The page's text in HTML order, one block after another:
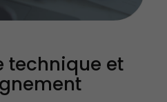
technique et